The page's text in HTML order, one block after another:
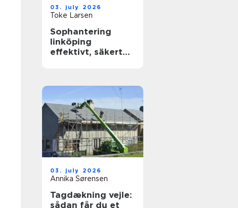
03. july 2026
Toke Larsen
Sophantering
linköping
effektivt, säkert
03. july 2026
Annika Sørensen
Tagdækning vejle:
sådan får du et